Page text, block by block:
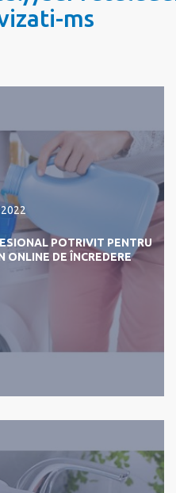
ms
POTRIVIT PENTRU
ONLINE DE ÎNCREDERE